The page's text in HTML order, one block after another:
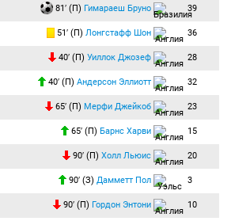
81′ (П) Гимараеш Бруно 39
51′ (П) Лонгстафф Шон 36
40′ (П) Уиллок Джозеф 28
40′ (П) Андерсон Эллиотт 32
65′ (П) Мерфи Джейкоб 23
65′ (П) Барнс Харви 15
90′ (П) Холл Льюис 20
90′ (З) Дамметт Пол 3
90′ (П) Гордон Энтони 10